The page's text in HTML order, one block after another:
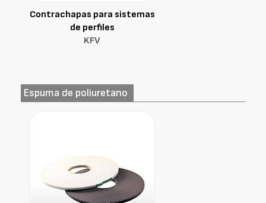
Contrachapas para sistemas
de perfiles
KFV
Espuma de poliuretano